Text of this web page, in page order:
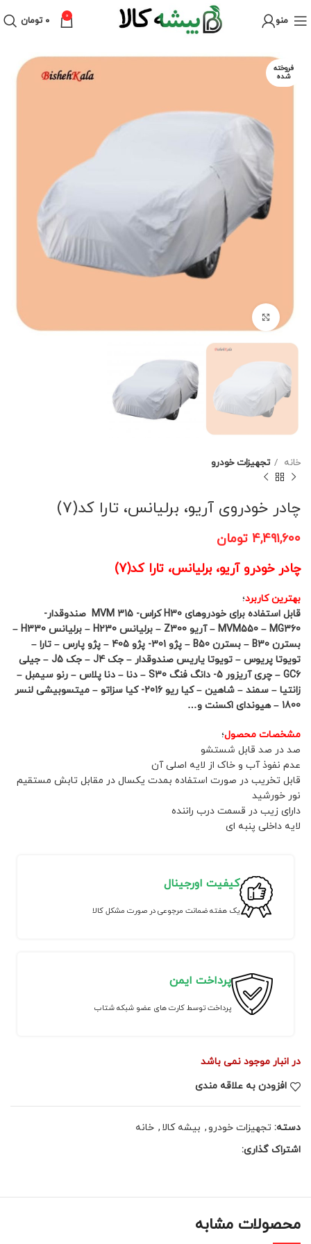
منو 0 ۰ تومان
فروخته
شده
خانه تجهیزات خودرو
چادر خودروی آریو، برلیانس، تارا کد(7)
۴,۴۹۱,۶۰۰ تومان
چادر خودرو آریو، برلیانس، تارا کد(7)
بهترین کاربرد؛
قابل استفاده برای خودروهای H30 کراس- MVM 315 صندوقدار-
MVM550 – MG360 – آریو Z300 – برلیانس H230 – برلیانس H330 –
بسترن B30 – بسترن B50 – پژو 301- پژو 405 – پژو پارس – تارا –
تویوتا پریوس – تویوتا یاریس صندوقدار – جک J4 – جک J5 – جیلی
GC6 – چری آریزور 5- دانگ فنگ S30 – دنا – دنا پلاس – رنو سیمبل –
زانتیا – سمند – شاهین – کیا ریو 2016- کیا سزاتو – میتسوبیشی لنسر
1800 – هیوندای اکسنت و…
مشخصات محصول؛
صد در صد قابل شستشو
عدم نفوذ آب و خاک از لایه اصلی آن
قابل تخریب در صورت استفاده بمدت یکسال در مقابل تابش مستقیم
نور خورشید
دارای زیب در قسمت درب راننده
لایه داخلی پنبه ای
کیفیت اورجینال
یک هفته ضمانت مرجوعی در صورت مشکل کالا
پرداخت ایمن
پرداخت توسط کارت های عضو شبکه شتاب
در انبار موجود نمی باشد
افزودن به علاقه مندی
دسته: تجهیزات خودرو, بیشه کالا , خانه
اشتراک گذاری:
محصولات مشابه